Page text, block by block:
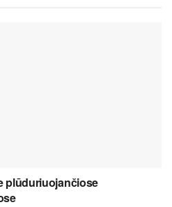
plūduriuojančiose